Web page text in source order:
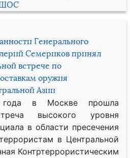
ШОС
Генерального
Семериков принял
встрече по
оружия
Азии
в Москве прошла
высокого уровня
в области пресечения
в Центральной
Контртеррористическим